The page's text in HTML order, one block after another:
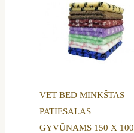
VET BED MINKŠTAS
PATIESALAS
GYVŪNAMS 150 X 100
32,90 €
through
35,90 €
has
multiple
variants.
may
be